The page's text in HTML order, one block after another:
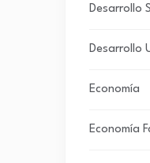
Desarrollo
Desarrollo
Economía
Economía